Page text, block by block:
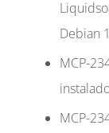
Debian
MCP-
MCP-